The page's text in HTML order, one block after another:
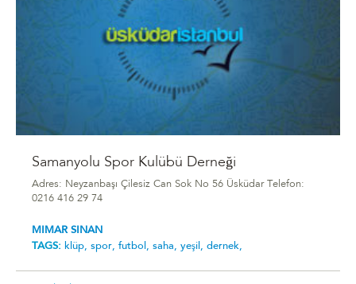
Samanyolu Spor Kulübü Derneği
Adres: Neyzanbaşı Çilesiz Can Sok No 56 Üsküdar Telefon:
0216 416 29 74
MIMAR SINAN
TAGS: klüp, spor, futbol, saha, yeşil, dernek,